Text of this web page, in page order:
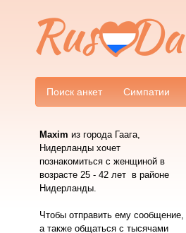
Поиск анкет Симпатии
Maxim из города Гаага,
Нидерланды хочет
познакомиться с женщиной в
возрасте 25 - 42 лет в районе
Нидерланды.
Чтобы отправить ему сообщение,
а также общаться с тысячами